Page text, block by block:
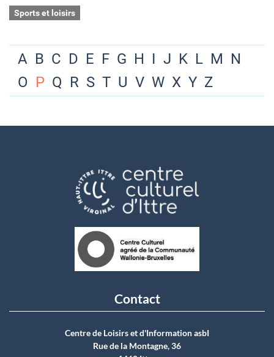
Sports et loisirs
A B C D E F G H I J K L M N
O P Q R S T U V W X Y Z
Contact
Centre de Loisirs et d'Information asbI
Rue de la Montagne, 36